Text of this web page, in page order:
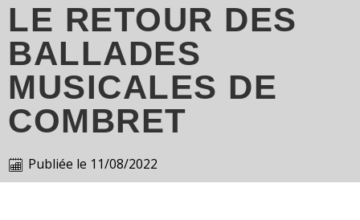
LE RETOUR DES
BALLADES
MUSICALES DE
COMBRET
Publiée le 11/08/2022